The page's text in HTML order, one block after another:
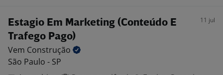
Estagio Em Marketing (Conteúdo E
Trafego Pago)
11 jul
Vem Construção
São Paulo - SP